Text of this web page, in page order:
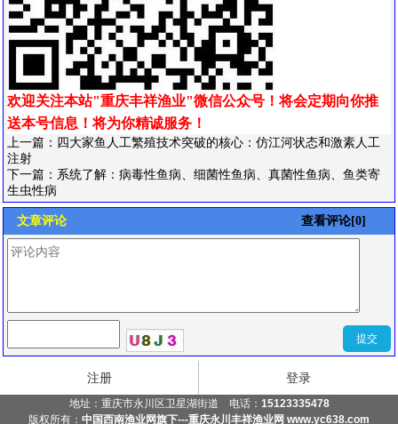
欢迎关注本站"重庆丰祥渔业"微信公众号！将会定期向你推
送本号信息！将为你精诚服务！
上一篇： 四大家鱼人工繁殖技术突破的核心：仿江河状态和激素人工
注射
下一篇： 系统了解：病毒性鱼病、细菌性鱼病、真菌性鱼病、鱼类寄
生虫性病
查看评论[0]
文章评论
注册 登录
地址： 重庆市永川区卫星湖街道 电话： 15123335478
版权所有： 中国西南渔业网旗下---重庆永川丰祥渔业网 www.yc638.com